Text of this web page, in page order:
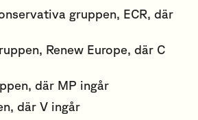
gruppen, ECR, där
Renew Europe, där C
där MP ingår
där V ingår